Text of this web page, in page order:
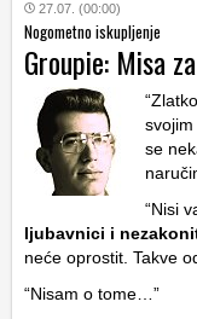
27.07. (00:00)
Nogometno iskupljenje
Groupie: Misa
se
“Nisi
ljubavnici i
neće oprostit. Takve
“Nisam o tome…”